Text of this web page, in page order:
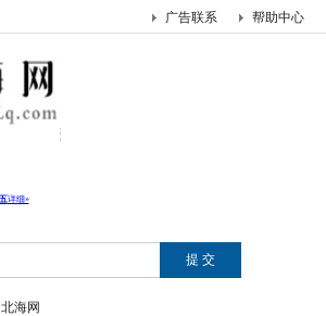
帮助中心
广告联系
北海网